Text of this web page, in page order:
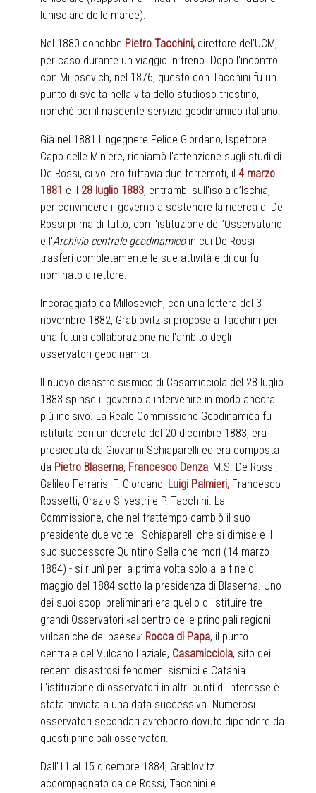
lunisolare delle maree).
Nel 1880 conobbe Pietro Tacchini, direttore del’UCM,
per caso durante un viaggio in treno. Dopo l'incontro
con Millosevich, nel 1876, questo con Tacchini fu un
punto di svolta nella vita dello studioso triestino,
nonché per il nascente servizio geodinamico italiano.
Già nel 1881 l'ingegnere Felice Giordano, Ispettore
Capo delle Miniere, richiamò l'attenzione sugli studi di
De Rossi, ci vollero tuttavia due terremoti, il 4 marzo
1881 e il 28 luglio 1883, entrambi sull'isola d’Ischia,
per convincere il governo a sostenere la ricerca di De
Rossi prima di tutto, con l'istituzione dell’Osservatorio
e l'Archivio centrale geodinamicoin cui De Rossi
trasferì completamente le sue attività e di cui fu
nominato direttore.
Incoraggiato da Millosevich, con una lettera del 3
novembre 1882, Grablovitz si propose a Tacchini per
una futura collaborazione nell'ambito degli
osservatori geodinamici.
Il nuovo disastro sismico di Casamicciola del 28 luglio
1883 spinse il governo a intervenire in modo ancora
più incisivo. La Reale Commissione Geodinamica fu
istituita con un decreto del 20 dicembre 1883; era
presieduta da Giovanni Schiaparelli ed era composta
da Pietro Blaserna, Francesco Denza, M.S. De Rossi,
Galileo Ferraris, F. Giordano, Luigi Palmieri, Francesco
Rossetti, Orazio Silvestri e P. Tacchini. La
Commissione, che nel frattempo cambiò il suo
presidente due volte - Schiaparelli che si dimise e il
suo successore Quintino Sella che morì (14 marzo
1884) - si riunì per la prima volta solo alla fine di
maggio del 1884 sotto la presidenza di Blaserna. Uno
dei suoi scopi preliminari era quello di istituire tre
grandi Osservatori «al centro delle principali regioni
vulcaniche del paese»: Rocca di Papa, il punto
centrale del Vulcano Laziale, Casamicciola, sito dei
recenti disastrosi fenomeni sismici e Catania.
L'istituzione di osservatori in altri punti di interesse è
stata rinviata a una data successiva. Numerosi
osservatori secondari avrebbero dovuto dipendere da
questi principali osservatori.
Dall'11 al 15 dicembre 1884, Grablovitz
accompagnato da de Rossi, Tacchini e